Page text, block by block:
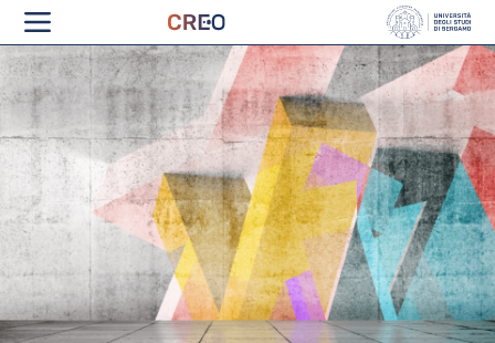
CHI SIAMO